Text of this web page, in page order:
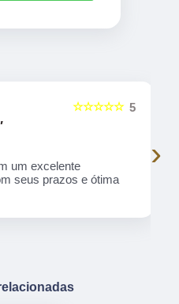
5
☆☆☆☆☆
um excelente
seus prazos e ótima
›